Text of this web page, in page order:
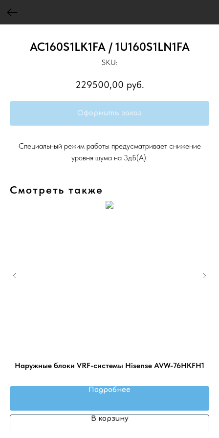
AC160S1LK1FA / 1U160S1LN1FA
SKU:
229500,00 руб.
Оформить заказ
Специальный режим работы предусматривает снижение
уровня шума на 3дБ(А).
Смотреть также
Наружные блоки VRF-системы Hisense AVW-76HKFH1
Подробнее
В корзину